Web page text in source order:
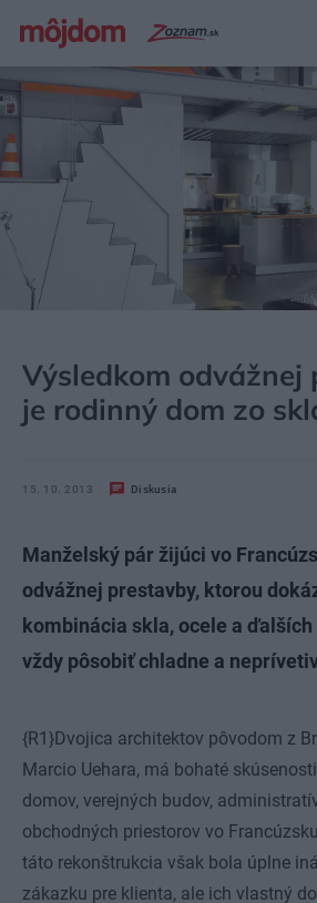
Výsledkom odvážnej
je rodinný dom zo
15. 10. 2013 Diskusia
Manželský pár žijúci vo
odvážnej prestavby, ktorou
kombinácia skla, ocele a
vždy pôsobiť chladne a
{R1}Dvojica architektov pôvodom z
Marcio Uehara, má bohaté
domov, verejných budov,
obchodných priestorov vo
táto rekonštrukcia však bola úplne
zákazku pre klienta, ale ich vlastný